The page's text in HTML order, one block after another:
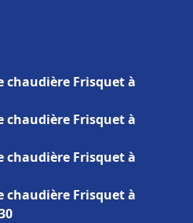
Frisquet à
Frisquet à
Frisquet à
Frisquet à